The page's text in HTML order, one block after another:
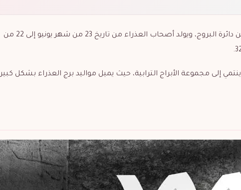
يعد برج العذراء هو سادس برج من الأبراج الفلكية الاثني عشر من دائرة البروج، ويولد أصحاب العذراء من تاريخ 23 من شهر يونيو إلى 22 من
ينتمي إلى مجموعة الأبراج الترابية، حيث يميل مواليد برج العذراء بشكل كبير